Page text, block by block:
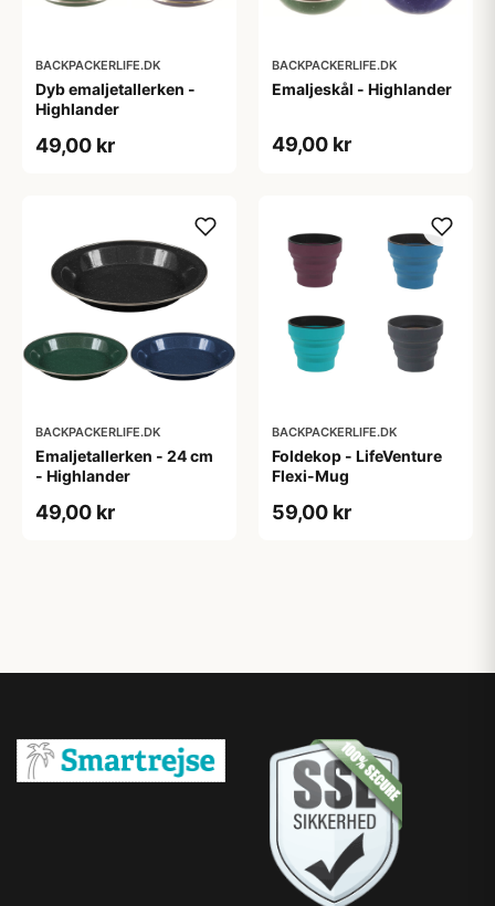
BACKPACKERLIFE.DK
Dyb emaljetallerken -
Highlander
49,00 kr
BACKPACKERLIFE.DK
Emaljeskål - Highlander
49,00 kr
BACKPACKERLIFE.DK
Emaljetallerken - 24 cm
- Highlander
49,00 kr
BACKPACKERLIFE.DK
Foldekop - LifeVenture
Flexi-Mug
59,00 kr